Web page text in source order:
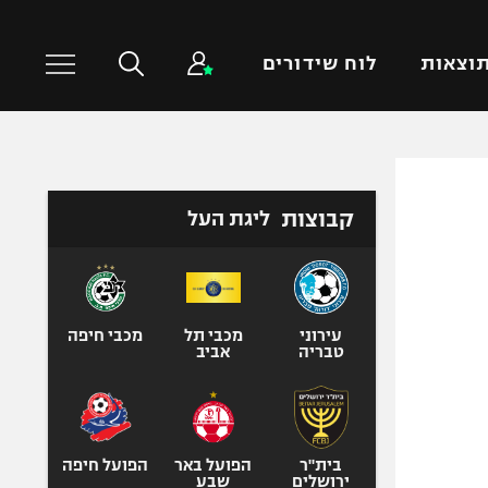
תוצאות לוח שידורים
טניס
כדורעף
ספורט אולימפי
קבוצות ליגת העל
עירוני
טבריה
מכבי תל
אביב
מכבי חיפה
בית"ר
ירושלים
הפועל באר
שבע
הפועל חיפה